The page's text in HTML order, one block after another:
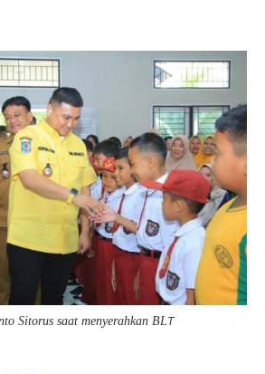
Sitorus saat menyerahkan BLT